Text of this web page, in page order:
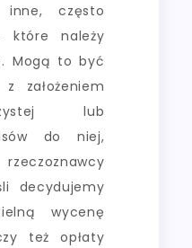
inne, często
które należy
Mogą to być
założeniem
lub
do niej,
decydujemy
wycenę
też opłaty